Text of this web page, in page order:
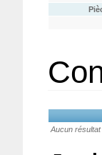
Aucun résultat